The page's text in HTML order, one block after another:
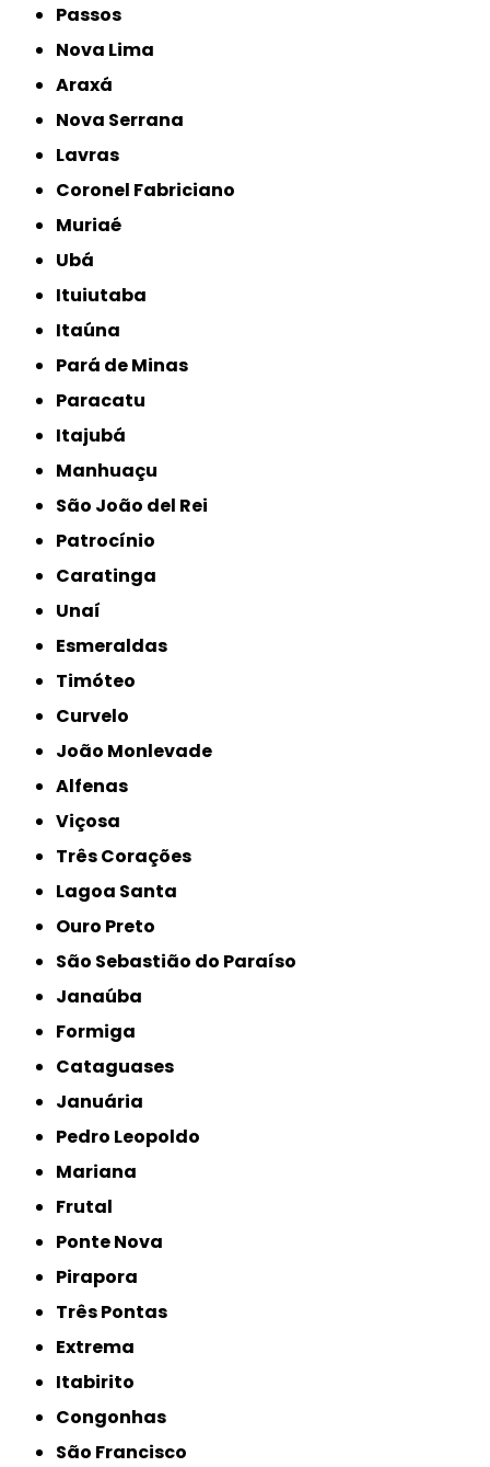
Passos
Nova Lima
Araxá
Nova Serrana
Lavras
Coronel Fabriciano
Muriaé
Ubá
Ituiutaba
Itaúna
Pará de Minas
Paracatu
Itajubá
Manhuaçu
São João del Rei
Patrocínio
Caratinga
Unaí
Esmeraldas
Timóteo
Curvelo
João Monlevade
Alfenas
Viçosa
Três Corações
Lagoa Santa
Ouro Preto
São Sebastião do Paraíso
Janaúba
Formiga
Cataguases
Januária
Pedro Leopoldo
Mariana
Frutal
Ponte Nova
Pirapora
Três Pontas
Extrema
Itabirito
Congonhas
São Francisco